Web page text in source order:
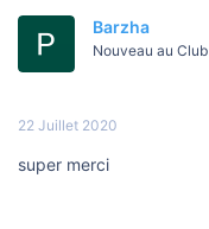
Barzha
Nouveau au Club
22 Juillet 2020
super merci